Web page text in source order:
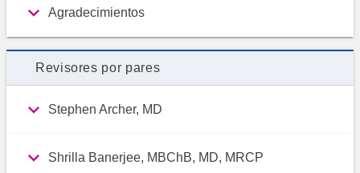
Agradecimientos
Revisores por pares
Stephen Archer, MD
Shrilla Banerjee, MBChB, MD, MRCP